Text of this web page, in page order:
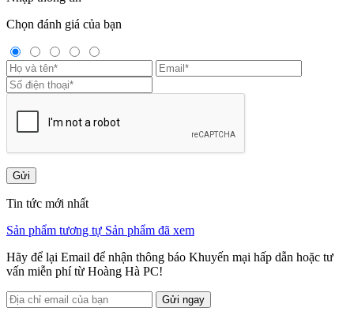
Chọn đánh giá của bạn
Gửi
Tin tức mới nhất
Sản phẩm tương tự Sản phẩm đã xem
Hãy để lại Email để nhận thông báo Khuyến mại hấp dẫn hoặc tư
vấn miễn phí từ Hoàng Hà PC!
Gửi ngay